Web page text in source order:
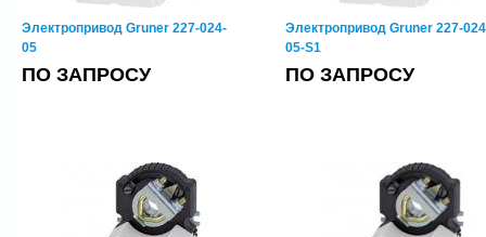
Электропривод Gruner 227-024-
05
ПО ЗАПРОСУ
Электропривод Gruner 227-
05-S1
ПО ЗАПРОСУ